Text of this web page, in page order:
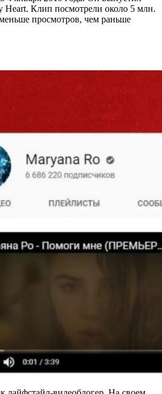
Heart. Клип посмотрели около 5 млн.
просмотров, чем раньше